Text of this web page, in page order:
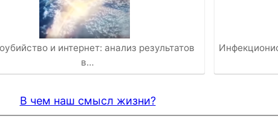
и интернет: анализ результатов
в…
В чем наш смысл жизни?